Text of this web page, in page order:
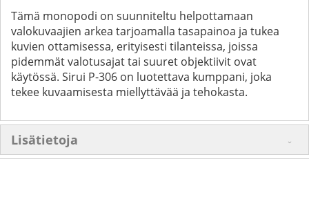
Tämä monopodi on suunniteltu helpottamaan
valokuvaajien arkea tarjoamalla tasapainoa ja tukea
kuvien ottamisessa, erityisesti tilanteissa, joissa
pidemmät valotusajat tai suuret objektiivit ovat
käytössä. Sirui P-306 on luotettava kumppani, joka
tekee kuvaamisesta miellyttävää ja tehokasta.
Lisätietoja